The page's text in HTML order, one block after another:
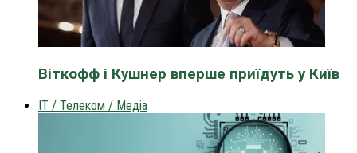
Віткофф і Кушнер вперше приїдуть у Київ
IT / Телеком / Медіа